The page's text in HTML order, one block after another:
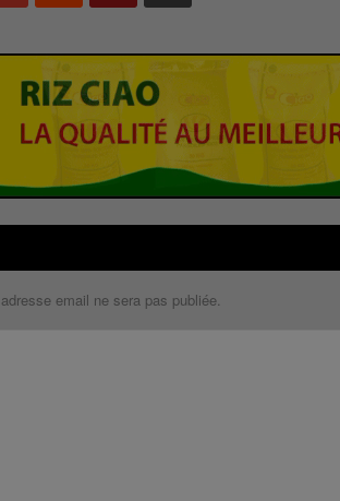
email ne sera pas publiée.